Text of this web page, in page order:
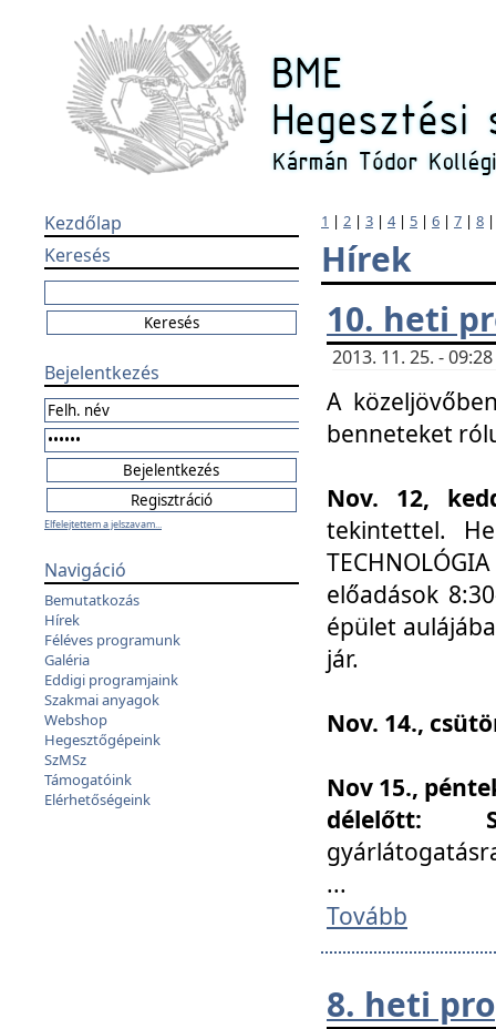
Kezdőlap
Keresés
Bejelentkezés
Elfelejtettem a jelszavam...
Navigáció
Bemutatkozás
Hírek
Féléves programunk
Galéria
Eddigi programjaink
Szakmai anyagok
Webshop
Hegesztőgépeink
SzMSz
Támogatóink
Elérhetőségeink
1 | 2 | 3 | 4| 5 | 6 | 7 | 8
Hírek
10. heti
2013. 11. 25. -
A
benneteket
Nov. 12,
tekintettel.
előadások
épület
jár.
Nov. 14.,
Nov 15.,
délelőtt:
...
Tovább
8. heti